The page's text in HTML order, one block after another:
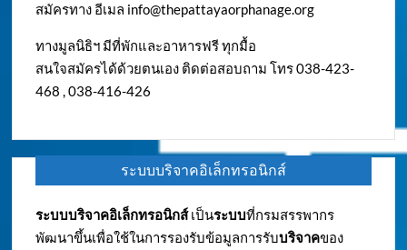
สมัครทาง อีเมล info@thepattayaorphanage.org
ทางมูลนิธิฯ มีที่พักและอาหารฟรี ทุกมื้อ
สนใจสมัครได้ด้วยตนเอง ติดต่อสอบถาม โทร 038-423-
468 , 038-416-426
ระบบบริจาคอิเล็กทรอนิกส์
ระบบบริจาคอิเล็กทรอนิกส์เป็นระบบที่กรมสรรพากร
พัฒนาขึ้นเพื่อใช้ในการรองรับข้อมูลการรับบริจาคของ